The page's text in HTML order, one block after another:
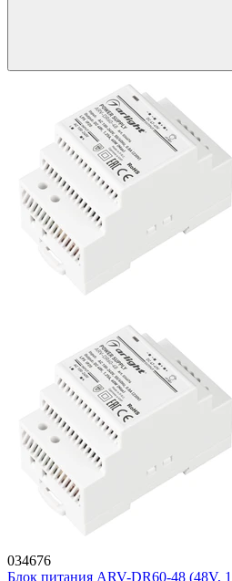
034676
Блок питания ARV-DR60-48 (48V,